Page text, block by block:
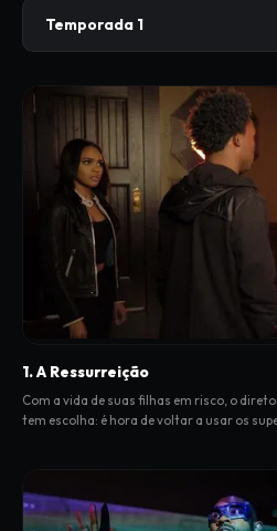
Temporada 1
1. A Ressurreição
Com a vida de suas filhas em risco, o
tem escolha: é hora de voltar a usar os